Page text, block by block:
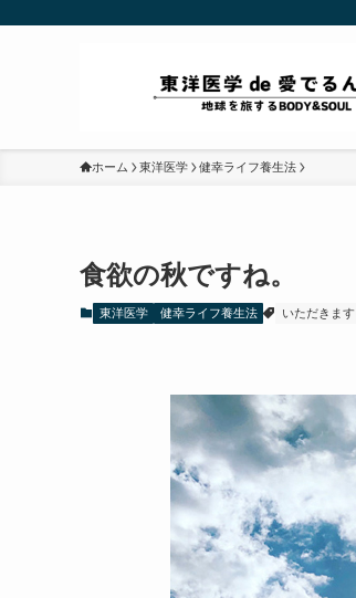
ホーム 東洋医学 健幸ライフ養生法
食欲の秋ですね。
東洋医学 健幸ライフ養生法 いただきます